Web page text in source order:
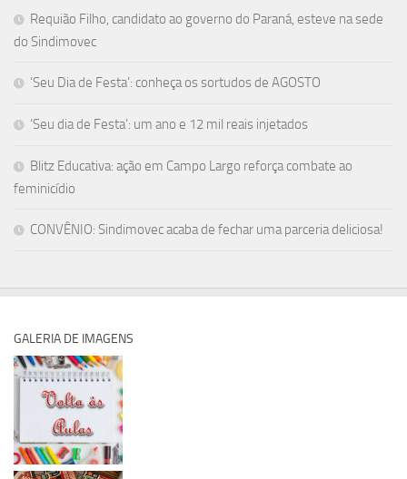
Requião Filho, candidato ao governo do Paraná, esteve na sede
do Sindimovec
‘Seu Dia de Festa’: conheça os sortudos de AGOSTO
‘Seu dia de Festa’: um ano e 12 mil reais injetados
Blitz Educativa: ação em Campo Largo reforça combate ao
feminicídio
CONVÊNIO: Sindimovec acaba de fechar uma parceria deliciosa!
GALERIA DE IMAGENS